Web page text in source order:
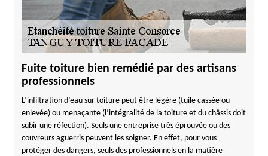
Fuite toiture bien remédié par des artisans
professionnels
L’infiltration d’eau sur toiture peut être légère (tuile cassée ou
enlevée) ou menaçante (l’intégralité de la toiture et du châssis doit
subir une réfection). Seuls une entreprise très éprouvée ou des
couvreurs aguerris peuvent les soigner. En effet, pour vous
protéger des dangers, seuls des professionnels en la matière